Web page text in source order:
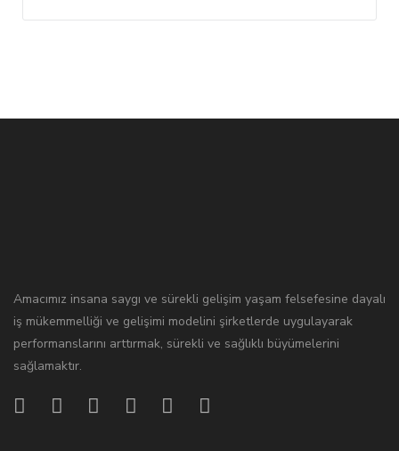
Amacımız insana saygı ve sürekli gelişim yaşam felsefesine dayalı
iş mükemmelliği ve gelişimi modelini şirketlerde uygulayarak
performanslarını arttırmak, sürekli ve sağlıklı büyümelerini
sağlamaktır.